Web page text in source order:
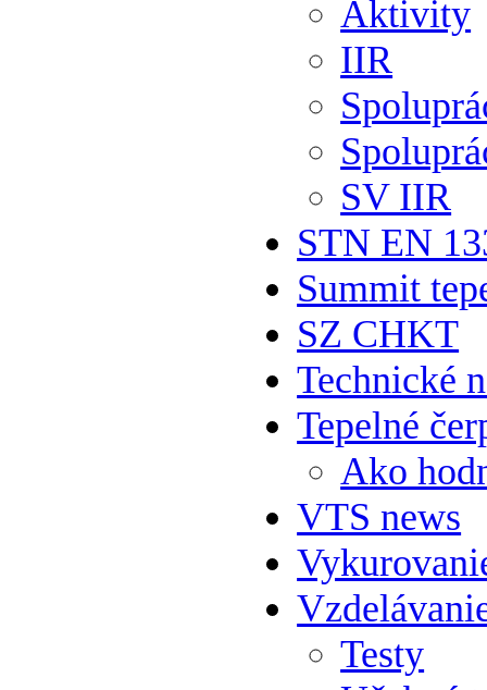
Aktivity
IIR
SV IIR
STN EN
Summit
SZ CHKT
Technické
Tepelné
Ako
VTS news
Testy